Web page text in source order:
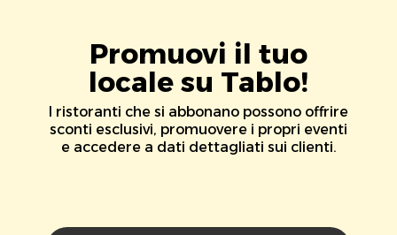
Promuovi il tuo
locale su Tablo!
I ristoranti che si abbonano possono offrire
sconti esclusivi, promuovere i propri eventi
e accedere a dati dettagliati sui clienti.